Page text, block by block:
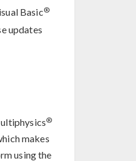
Basic®
updates
®
makes
using the